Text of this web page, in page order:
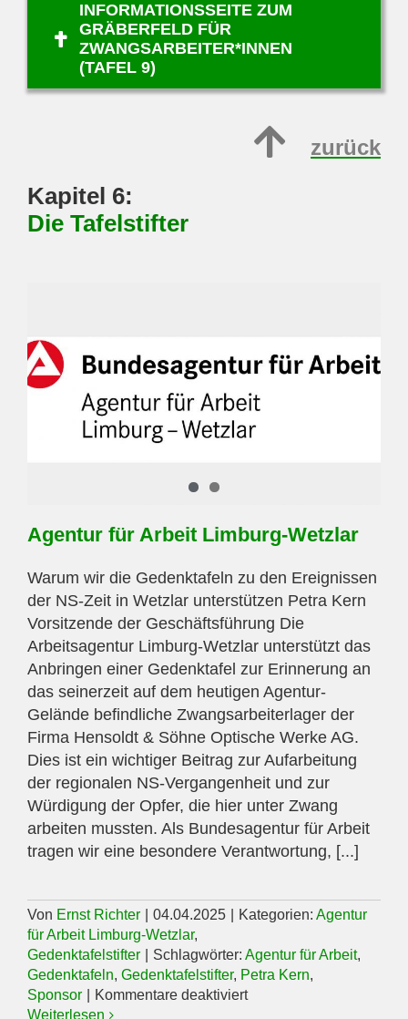
INFORMATIONSSEITE ZUM
GRÄBERFELD FÜR
ZWANGSARBEITER*INNEN
(TAFEL 9)
zurück
Kapitel 6:
Die Tafelstifter
Agentur für Arbeit Limburg-Wetzlar
Warum wir die Gedenktafeln zu den Ereignissen
der NS-Zeit in Wetzlar unterstützen Petra Kern
Vorsitzende der Geschäftsführung Die
Arbeitsagentur Limburg-Wetzlar unterstützt das
Anbringen einer Gedenktafel zur Erinnerung an
das seinerzeit auf dem heutigen Agentur-
Gelände befindliche Zwangsarbeiterlager der
Firma Hensoldt & Söhne Optische Werke AG.
Dies ist ein wichtiger Beitrag zur Aufarbeitung
der regionalen NS-Vergangenheit und zur
Würdigung der Opfer, die hier unter Zwang
arbeiten mussten. Als Bundesagentur für Arbeit
tragen wir eine besondere Verantwortung, [...]
Von Ernst Richter 04.04.2025 Kategorien: Agentur
für Arbeit Limburg-Wetzlar,
Gedenktafelstifter
Schlagwörter: Agentur für Arbeit,
Gedenktafeln, Gedenktafelstifter, Petra Kern,
Sponsor
Kommentare deaktiviertfür
Weiterlesen